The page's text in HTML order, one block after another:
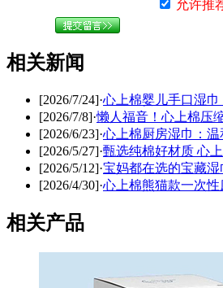
允许推
相关新闻
[2026/7/24]·心上棉婴儿手口湿
[2026/7/8]·懒人福音！心上棉压
[2026/6/23]·心上棉厨房湿巾：
[2026/5/27]·甄选纯棉好材质 心
[2026/5/12]·宝妈都在选的宝藏
[2026/4/30]·心上棉熊猫款一次
相关产品